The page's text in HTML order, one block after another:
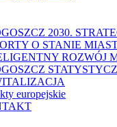
2030.
O STANIE
ROZWÓJ
europejskie